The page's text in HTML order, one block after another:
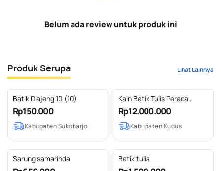
Belum ada review untuk produk ini
Produk Serupa Lihat Lainnya
Batik Diajeng 10 (10)
Rp150.000
Kabupaten Sukoharjo
Kain Batik Tulis Perada
Sarimbit 3
Rp12.000.000
Kabupaten Kudus
Sarung samarinda Batik tulis